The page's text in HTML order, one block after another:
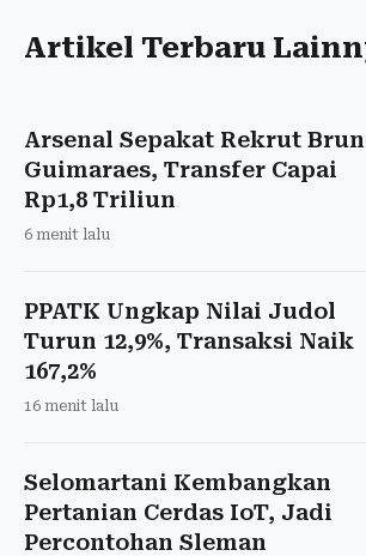
Artikel Terbaru
Arsenal Sepakat Rekrut
Guimaraes, Transfer Capai
Rp1,8 Triliun
6 menit lalu
PPATK Ungkap Nilai Judol
Turun 12,9%, Transaksi Naik
167,2%
16 menit lalu
Selomartani Kembangkan
Pertanian Cerdas IoT, Jadi
Percontohan Sleman